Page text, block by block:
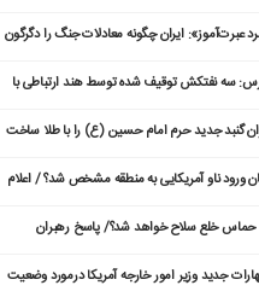
عبرت‌آموز»: ایران چگونه معادلات جنگ را دگرگون
سه نفتکش توقیف شده توسط هند ارتباطی با
گنبد جدید حرم امام حسین (ع) را با طلا ساخت
ورود ناو آمریکایی به منطقه مشخص شد؟ / اعلام
حماس خلع سلاح خواهد شد؟/ پاسخ رهبران
جدید وزیر امور خارجه آمریکا درمورد وضعیت